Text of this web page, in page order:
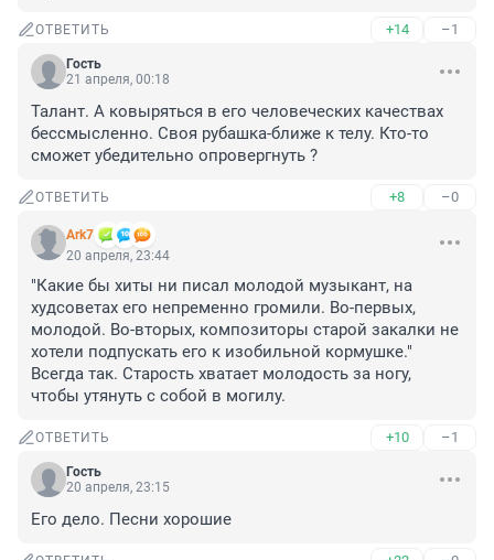
ОТВЕТИТЬ +14 –1
Гость
21 апреля, 00:18
Талант. А ковыряться в его человеческих качествах
бессмысленно. Своя рубашка-ближе к телу. Кто-то
сможет убедительно опровергнуть ?
ОТВЕТИТЬ +8 –0
Ark7
20 апреля, 23:44
"Какие бы хиты ни писал молодой музыкант, на
худсоветах его непременно громили. Во-первых,
молодой. Во-вторых, композиторы старой закалки не
хотели подпускать его к изобильной кормушке."
Всегда так. Старость хватает молодость за ногу,
чтобы утянуть с собой в могилу.
ОТВЕТИТЬ +10 –1
Гость
20 апреля, 23:15
Его дело. Песни хорошие